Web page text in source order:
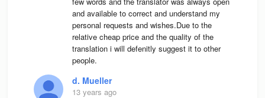
and available to correct and understand my
personal requests and wishes.Due to the
relative cheap price and the quality of the
translation i will defenitly suggest it to other
people.
d. Mueller
13 years ago